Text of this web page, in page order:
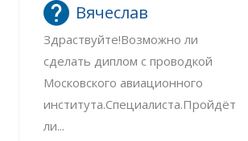
Вячеслав
Здраствуйте!Возможно ли
сделать диплом с проводкой
Московского авиационного
института.Специалиста.Пройдёт
ли...